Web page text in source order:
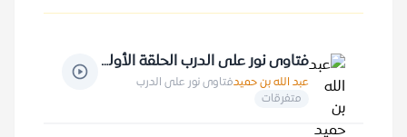
فتاوى نور على الدرب الحلقة الأولى
عبد الله بن حميدفتاوى نور على الدرب
متفرقات